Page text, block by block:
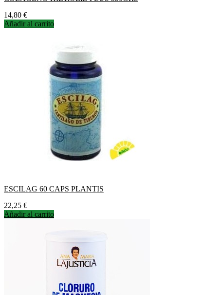
Precio
14,80 €
Añadir al carrito
ESCILAG 60 CAPS PLANTIS
Precio
22,25 €
Añadir al carrito